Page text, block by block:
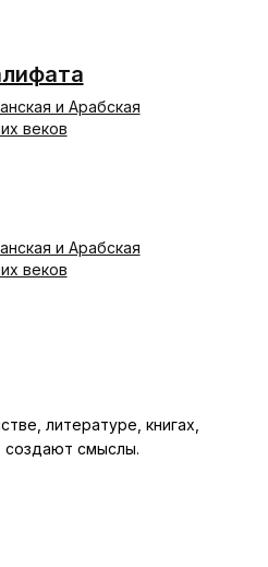
и Арабская
веков
и Арабская
веков
литературе, книгах,
создают смыслы.